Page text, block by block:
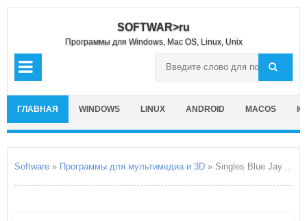
SOFTWAR>ru
Программы для Windows, Mac OS, Linux, Unix
ГЛАВНАЯ WINDOWS LINUX ANDROID MACOS
Software » Программы для мультимедиа и 3D » Singles Blue Jay Drums